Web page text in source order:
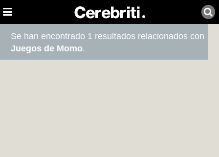
Se han encontrado 1 resultados relacionados con
Juegos de Momo.